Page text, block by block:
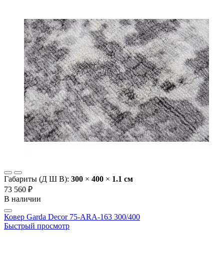
Габариты (Д Ш В): 300 × 400 × 1.1 cм
73 560 ₽
В наличии
Ковер Garda Decor 75-ARA-163 300/400
Быстрый просмотр